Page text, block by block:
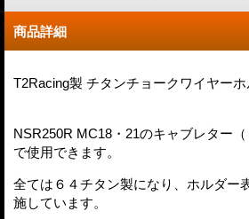
商品詳細
T2Racing製 チタンチョークワイヤーホ
NSR250R MC18・21のキャブレター（
で使用できます。
全ては６４チタン製になり、ホルダー
施しています。